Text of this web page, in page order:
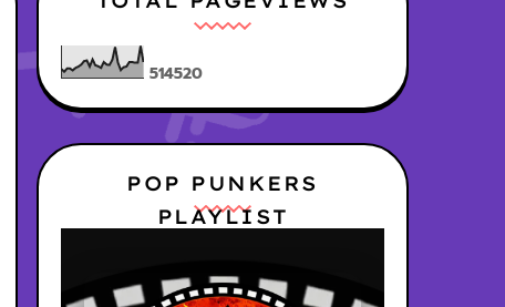
514520
POP PUNKERS
PLAYLIST